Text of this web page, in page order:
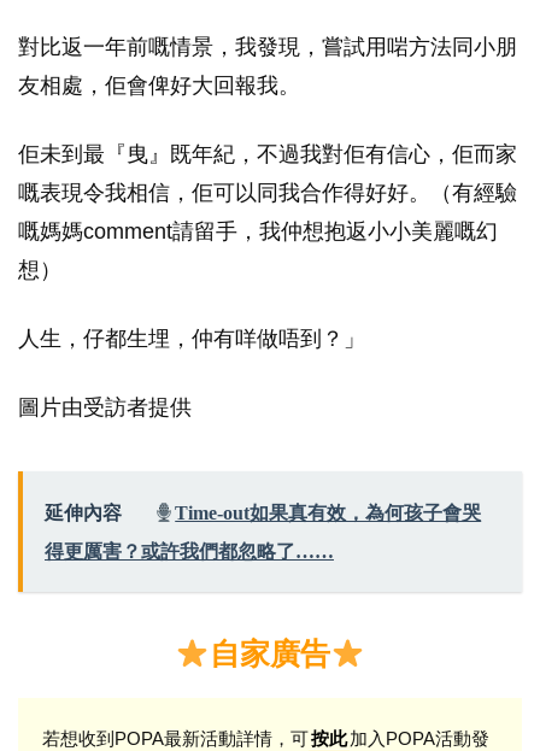
對比返一年前嘅情景，我發現，嘗試用啱方法同小朋
友相處，佢會俾好大回報我。
佢未到最『曳』既年紀，不過我對佢有信心，佢而家
嘅表現令我相信，佢可以同我合作得好好。（有經驗
嘅媽媽comment請留手，我仲想抱返小小美麗嘅幻
想）
人生，仔都生埋，仲有咩做唔到？」
圖片由受訪者提供
延伸內容
Time-out如果真有效，為何孩子會哭
得更厲害？或許我們都忽略了……
自家廣告
若想收到POPA最新活動詳情，可按此加入POPA活動發